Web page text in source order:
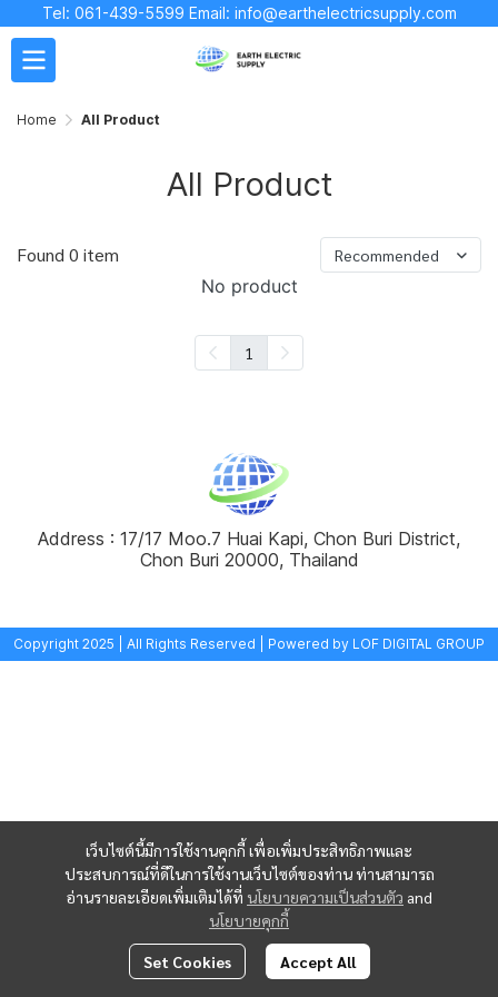
Tel: 061-439-5599 Email: info@earthelectricsupply.com
Home All Product
All Product
Found 0 item Recommended
No product
1
เว็บไซต์นี้มีการใช้งานคุกกี้ เพื่อเพิ่มประสิทธิภาพและ
ประสบการณ์ที่ดีในการใช้งานเว็บไซต์ของท่าน ท่านสามารถ
อ่านรายละเอียดเพิ่มเติมได้ที่ นโยบายความเป็นส่วนตัว and
นโยบายคุกกี้
Set Cookies Accept All
Address : 17/17 Moo.7 Huai Kapi, Chon Buri District,
Chon Buri 20000, Thailand
Copyright 2025 | All Rights Reserved | Powered by LOF DIGITAL GROUP